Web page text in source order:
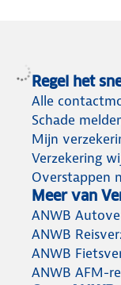
Regel het
Alle
Schade
Mijn
Verzekering
Overstappen
Meer van
ANWB
ANWB
ANWB
ANWB AFM-